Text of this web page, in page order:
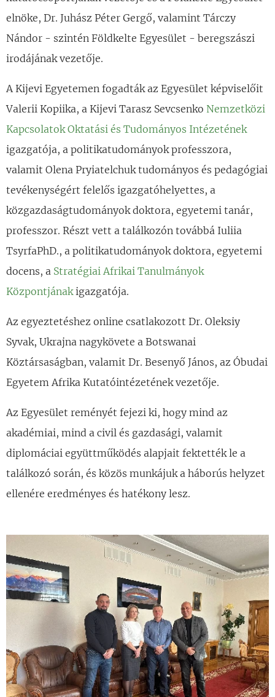
elnöke, Dr. Juhász Péter Gergő, valamint Tárczy
Nándor - szintén Földkelte Egyesület - beregszászi
irodájának vezetője.
A Kijevi Egyetemen fogadták az Egyesület képviselőit
Valerii Kopiika, a Kijevi Tarasz Sevcsenko Nemzetközi
Kapcsolatok Oktatási és Tudományos Intézetének
igazgatója, a politikatudományok professzora,
valamit Olena Pryiatelchuk tudományos és pedagógiai
tevékenységért felelős igazgatóhelyettes, a
közgazdaságtudományok doktora, egyetemi tanár,
professzor. Részt vett a találkozón továbbá Iuliia
TsyrfaPhD., a politikatudományok doktora, egyetemi
docens, a Stratégiai Afrikai Tanulmányok
Központjánakigazgatója.
Az egyeztetéshez online csatlakozott Dr. Oleksiy
Syvak, Ukrajna nagykövete a Botswanai
Köztársaságban, valamit Dr. Besenyő János, az Óbudai
Egyetem Afrika Kutatóintézetének vezetője.
Az Egyesület reményét fejezi ki, hogy mind az
akadémiai, mind a civil és gazdasági, valamit
diplomáciai együttműködés alapjait fektették le a
találkozó során, és közös munkájuk a háborús helyzet
ellenére eredményes és hatékony lesz.